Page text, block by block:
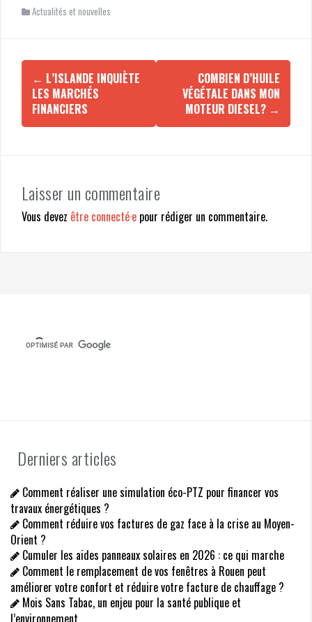
Actualités et nouvelles
v
t
i
o
t
← L’ISLANDE INQUIÈTE
LES MARCHÉS
FINANCIERS
COMBIEN D’HUILE
VÉGÉTALE DANS MON
MOTEUR DIESEL? →
Laisser un commentaire
Vous devez être connecté·e pour rédiger un commentaire.
Derniers articles
Comment réaliser une simulation éco-PTZ pour financer vos
travaux énergétiques ?
Comment réduire vos factures de gaz face à la crise au Moyen-
Orient ?
Cumuler les aides panneaux solaires en 2026 : ce qui marche
Comment le remplacement de vos fenêtres à Rouen peut
améliorer votre confort et réduire votre facture de chauffage ?
Mois Sans Tabac, un enjeu pour la santé publique et
l’environnement